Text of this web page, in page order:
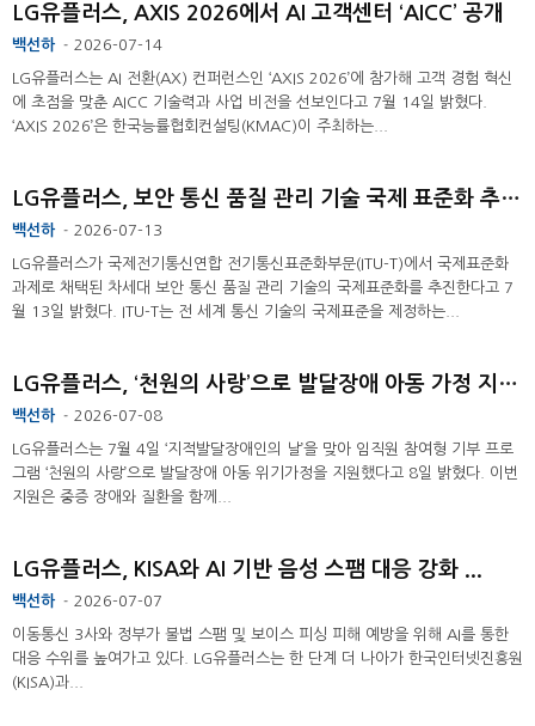
LG유플러스, AXIS 2026에서 AI 고객센터 ‘AICC’ 공개
백선하 - 2026-07-14
LG유플러스는 AI 전환(AX) 컨퍼런스인 ‘AXIS 2026’에 참가해 고객 경험 혁신
에 초점을 맞춘 AICC 기술력과 사업 비전을 선보인다고 7월 14일 밝혔다.
‘AXIS 2026’은 한국능률협회컨설팅(KMAC)이 주최하는...
LG유플러스, 보안 통신 품질 관리 기술 국제 표준화 추진 ...
백선하 - 2026-07-13
LG유플러스가 국제전기통신연합 전기통신표준화부문(ITU-T)에서 국제표준화
과제로 채택된 차세대 보안 통신 품질 관리 기술의 국제표준화를 추진한다고 7
월 13일 밝혔다. ITU-T는 전 세계 통신 기술의 국제표준을 제정하는...
LG유플러스, ‘천원의 사랑’으로 발달장애 아동 가정 지원 ...
백선하 - 2026-07-08
LG유플러스는 7월 4일 ‘지적발달장애인의 날’을 맞아 임직원 참여형 기부 프로
그램 ‘천원의 사랑’으로 발달장애 아동 위기가정을 지원했다고 8일 밝혔다. 이번
지원은 중증 장애와 질환을 함께...
LG유플러스, KISA와 AI 기반 음성 스팸 대응 강화 ...
백선하 - 2026-07-07
이동통신 3사와 정부가 불법 스팸 및 보이스 피싱 피해 예방을 위해 AI를 통한
대응 수위를 높여가고 있다. LG유플러스는 한 단계 더 나아가 한국인터넷진흥원
(KISA)과...